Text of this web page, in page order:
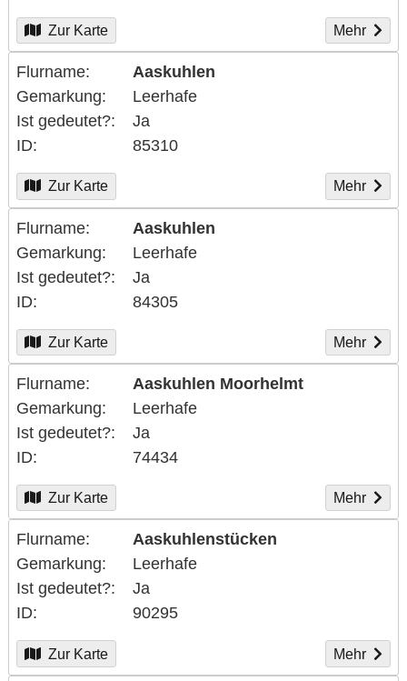
Zur Karte Mehr
Flurname
Aaskuhlen
Gemarkung
Leerhafe
Ist gedeutet?
Ja
ID
85310
Zur Karte Mehr
Flurname
Aaskuhlen
Gemarkung
Leerhafe
Ist gedeutet?
Ja
ID
84305
Zur Karte Mehr
Flurname
Aaskuhlen Moorhelmt
Gemarkung
Leerhafe
Ist gedeutet?
Ja
ID
74434
Zur Karte Mehr
Flurname
Aaskuhlenstücken
Gemarkung
Leerhafe
Ist gedeutet?
Ja
ID
90295
Zur Karte Mehr